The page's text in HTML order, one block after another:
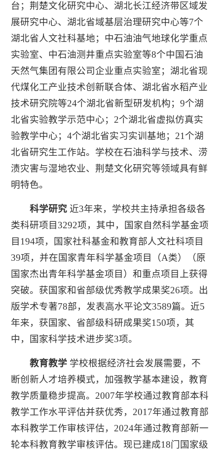
台；荆楚文化研究中心、湖北长江经济带区域发
展研究中心、湖北省域基层治理研究中心等7个
湖北省人文社科基地；中石油油气地球化学重点
实验室、中石油测井重点实验室等8个中国石油
天然气集团有限公司企业重点实验室；湖北省现
代煤化工产业技术创新联合体、湖北省水稻产业
技术研究院等24个湖北省新型研发机构；9个湖
北省实验教学示范中心；2个湖北省虚拟仿真实
验教学中心；4个湖北省实习实训基地；21个湖
北省研究生工作站。学校在石油科学与技术、涝
渍灾害与湿地农业、荆楚文化研究等领域具有鲜
明特色。
科学研究 近3年来，学校共主持承担各级各
类科研项目3292项，其中，国家自然科学基金项
目194项，国家社科基金和教育部人文社科项目
39项，并在国家青年科学基金项目（A类）（原
国家杰出青年科学基金项目）和重点项目上获得
突破。获国家和省部级优秀教学成果奖26项。出
版学术专著78部，发表高水平论文3589篇。近5
年来，获国家、省部级科研成果奖150项，其
中，国家科学技术进步奖3项。
教育教学 学校根据经济社会发展需要，不
断创新人才培养模式，加强教学基本建设，教育
教学质量稳步提高。2007年学校通过教育部本科
教学工作水平评估并获优秀，2017年通过教育部
本科教学工作审核评估，2024年通过教育部新一
轮本科教育教学审核评估。现已建成18门国家级